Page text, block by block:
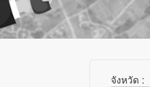
จังหวัด :